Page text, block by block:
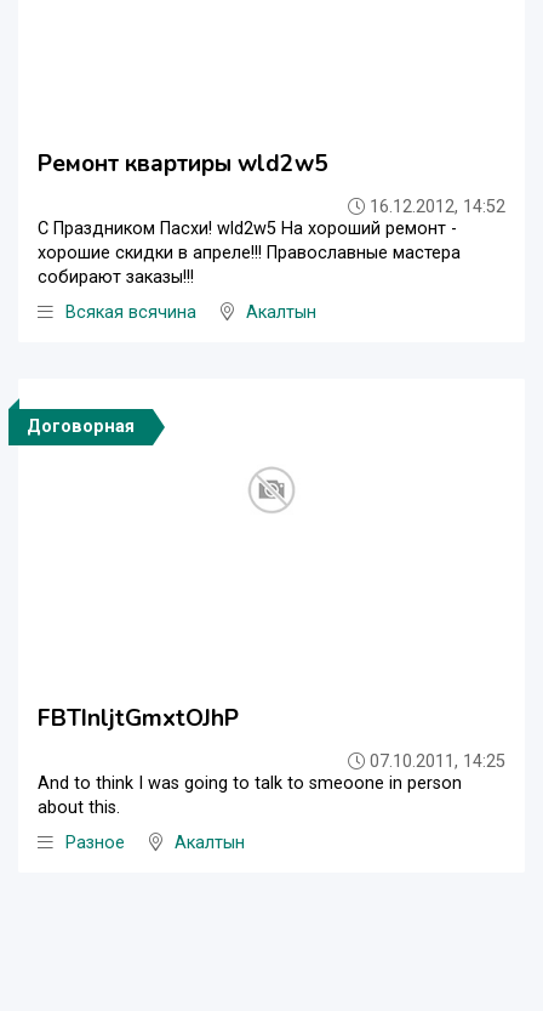
Ремонт квартиры wld2w5
16.12.2012, 14:52
С Праздником Пасхи! wld2w5 На хороший ремонт -
хорошие скидки в апреле!!! Православные мастера
собирают заказы!!!
Всякая всячина
Акалтын
Договорная
FBTInljtGmxtOJhP
07.10.2011, 14:25
And to think I was going to talk to smeoone in person
about this.
Разное
Акалтын